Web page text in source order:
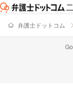
弁護士ドットコム